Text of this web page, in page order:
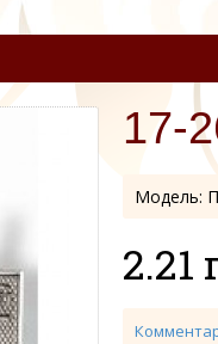
17-
Модель:
2.21